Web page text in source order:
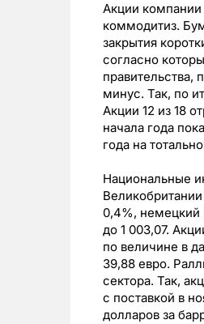
Акции компании
коммодитиз.
закрытия
согласно
правительства,
минус. Так, по
Акции 12 из 18
начала года
года на
Национальные
0,4%, немецкий
до 1 003,07.
по величине в
39,88 евро.
сектора. Так,
с поставкой в
долларов за